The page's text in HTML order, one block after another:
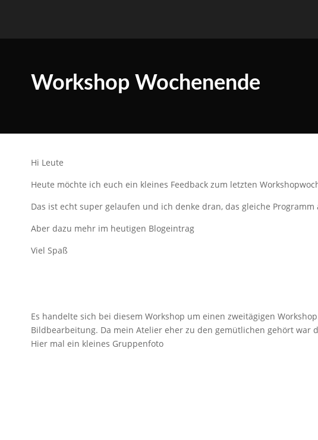
Workshop Wochenende
Hi Leute
Heute möchte ich euch ein kleines Feedback zum letzten
Das ist echt super gelaufen und ich denke dran, das gleiche
Aber dazu mehr im heutigen Blogeintrag
Viel Spaß
Es handelte sich bei diesem Workshop um einen zweitägigen
Bildbearbeitung. Da mein Atelier eher zu den gemütlichen gehört war
Hier mal ein kleines Gruppenfoto